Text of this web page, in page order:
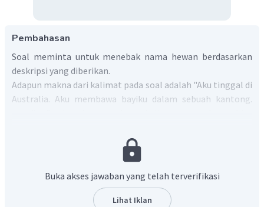
Pembahasan
Soal meminta untuk menebak nama hewan berdasarkan
deskripsi yang diberikan.
Adapun makna dari kalimat pada soal adalah "Aku tinggal di
Australia. Aku membawa bayiku dalam sebuah kantong.
Jadi, jawaban yang benar adalah
Buka akses jawaban yang telah terverifikasi
Lihat Iklan